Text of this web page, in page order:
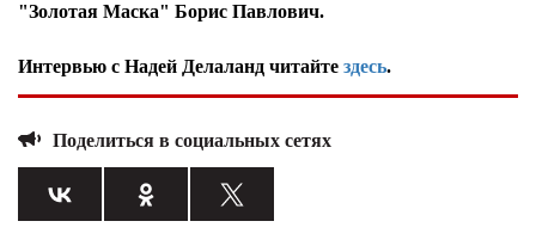
"Золотая Маска" Борис Павлович.
Интервью с Надей Делаланд читайте здесь.
Поделиться в социальных сетях